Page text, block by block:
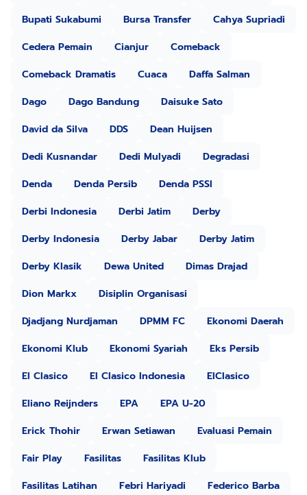
Bupati Sukabumi Bursa Transfer
Cahya Supriadi
Cedera Pemain
Cianjur
Comeback
Comeback Dramatis
Cuaca
Daffa Salman
Dago
Dago Bandung
Daisuke Sato
David da Silva
DDS
Dean Huijsen
Dedi Kusnandar
Dedi Mulyadi
Degradasi
Denda
Denda Persib
Denda PSSI
Derbi Indonesia
Derbi Jatim
Derby
Derby Indonesia
Derby Jabar
Derby Jatim
Derby Klasik
Dewa United
Dimas Drajad
Dion Markx
Disiplin Organisasi
Djadjang Nurdjaman
DPMM FC
Ekonomi Daerah
Ekonomi Klub
Ekonomi Syariah
Eks Persib
El Clasico
El Clasico Indonesia
ElClasico
Eliano Reijnders
EPA
EPA U-20
Erick Thohir
Erwan Setiawan
Evaluasi Pemain
Fair Play
Fasilitas
Fasilitas Klub
Fasilitas Latihan
Febri Hariyadi
Federico Barba